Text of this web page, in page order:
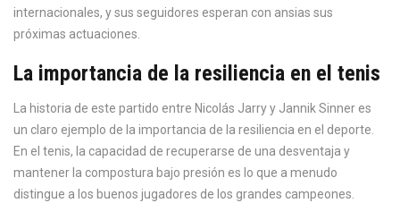
internacionales, y sus seguidores esperan con ansias sus
próximas actuaciones.
La importancia de la resiliencia en el tenis
La historia de este partido entre Nicolás Jarry y Jannik Sinner es
un claro ejemplo de la importancia de la resiliencia en el deporte.
En el tenis, la capacidad de recuperarse de una desventaja y
mantener la compostura bajo presión es lo que a menudo
distingue a los buenos jugadores de los grandes campeones.